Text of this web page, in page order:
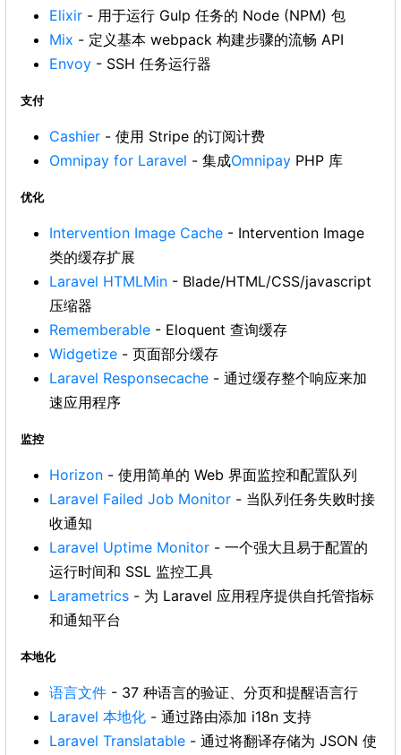
Elixir - 用于运行 Gulp 任务的 Node (NPM) 包
Mix - 定义基本 webpack 构建步骤的流畅 API
Envoy - SSH 任务运行器
支付
Cashier - 使用 Stripe 的订阅计费
Omnipay for Laravel - 集成Omnipay PHP 库
优化
Intervention Image Cache - Intervention Image
类的缓存扩展
Laravel HTMLMin - Blade/HTML/CSS/javascript
压缩器
Rememberable - Eloquent 查询缓存
Widgetize - 页面部分缓存
Laravel Responsecache - 通过缓存整个响应来加
速应用程序
监控
Horizon - 使用简单的 Web 界面监控和配置队列
Laravel Failed Job Monitor - 当队列任务失败时接
收通知
Laravel Uptime Monitor - 一个强大且易于配置的
运行时间和 SSL 监控工具
Larametrics - 为 Laravel 应用程序提供自托管指标
和通知平台
本地化
语言文件 - 37 种语言的验证、分页和提醒语言行
Laravel 本地化 - 通过路由添加 i18n 支持
Laravel Translatable - 通过将翻译存储为 JSON 使